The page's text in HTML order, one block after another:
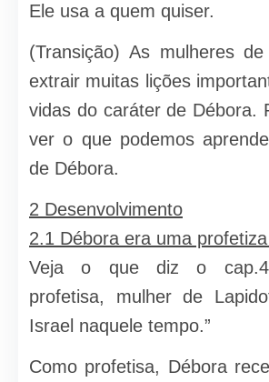
Ele usa a quem quiser.
(Transição) As mulheres
extrair muitas lições
vidas do caráter de Débora.
ver o que podemos
de Débora.
2 Desenvolvimento
2.1 Débora era uma
Veja o que diz o
profetisa, mulher de
Israel naquele tempo.”
Como profetisa, Débora